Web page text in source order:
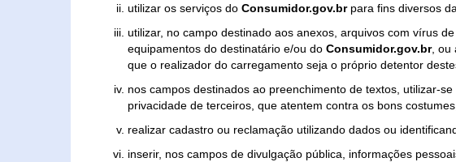
utilizar os serviços do Consumidor.gov.brpara fins diversos
utilizar, no campo destinado aos anexos, arquivos com vírus
equipamentos do destinatário e/ou do Consumidor.gov.br, ou
que o realizador do carregamento seja o próprio detentor
nos campos destinados ao preenchimento de textos, utilizar-
privacidade de terceiros, que atentem contra os bons
realizar cadastro ou reclamação utilizando dados ou
inserir, nos campos de divulgação pública, informações